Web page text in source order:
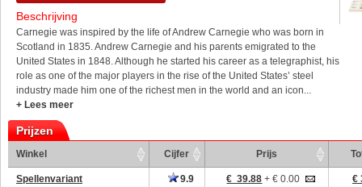
Beschrijving
Carnegie was inspired by the life of Andrew Carnegie who was born in
Scotland in 1835. Andrew Carnegie and his parents emigrated to the
United States in 1848. Although he started his career as a telegraphist, his
role as one of the major players in the rise of the United States’ steel
industry made him one of the richest men in the world and an icon...
+ Lees meer
Prijzen
Winkel Cijfer Prijs
Spellenvariant 9.9 € 39.88 + € 0.00
€